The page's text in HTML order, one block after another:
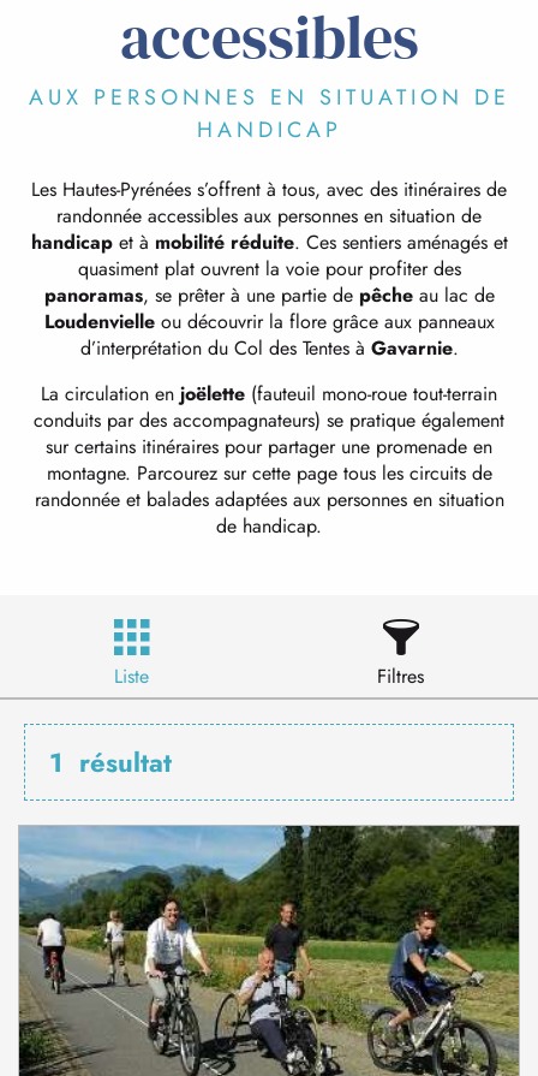
accessibles
AUX PERSONNES EN SITUATION DE
HANDICAP
Les Hautes-Pyrénées s’offrent à tous, avec des itinéraires de
randonnée accessibles aux personnes en situation de
handicapet à mobilité réduite. Ces sentiers aménagés et
quasiment plat ouvrent la voie pour profiter des
panoramas, se prêter à une partie de pêcheau lac de
Loudenvielleou découvrir la flore grâce aux panneaux
d’interprétation du Col des Tentes à Gavarnie.
La circulation en joëlette (fauteuil mono-roue tout-terrain
conduits par des accompagnateurs) se pratique également
sur certains itinéraires pour partager une promenade en
montagne. Parcourez sur cette page tous les circuits de
randonnée et balades adaptées aux personnes en situation
de handicap.
Liste Filtres
1 résultat